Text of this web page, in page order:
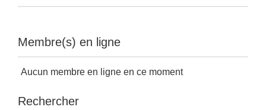
Membre(s) en ligne
Aucun membre en ligne en ce moment
Rechercher